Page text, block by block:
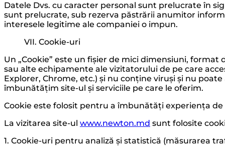
Datele Dvs. cu caracter personal sunt prelucrate în
sunt prelucrate, sub rezerva păstrării anumitor
interesele legitime ale companiei o impun.
VII. Cookie-uri
Un „Cookie” este un fișier de mici dimensiuni,
sau alte echipamente ale vizitatorului de pe care
Explorer, Chrome, etc.) și nu conține viruși și nu
îmbunătățim site-ul și serviciile pe care le oferim.
Cookie este folosit pentru a îmbunătăți experiența
La vizitarea site-ul www.newton.md sunt folosite
1. Cookie-uri pentru analiză și statistică (măsurarea